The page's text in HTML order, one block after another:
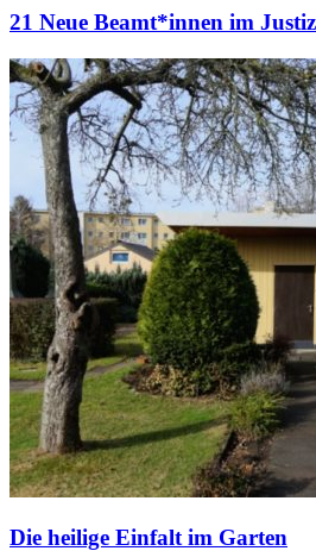
21 Neue Beamt*innen im
Die heilige Einfalt im Garten